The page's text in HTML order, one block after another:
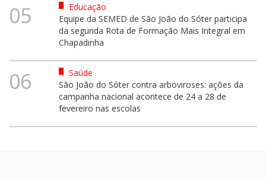
05
Educação
Equipe da SEMED de São João do Sóter participa
da segunda Rota de Formação Mais Integral em
Chapadinha
06
Saúde
São João do Sóter contra arboviroses: ações da
campanha nacional acontece de 24 a 28 de
fevereiro nas escolas